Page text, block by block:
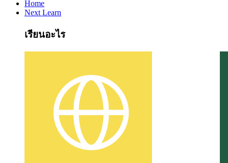
Home
Next Learn
เรียนอะไร